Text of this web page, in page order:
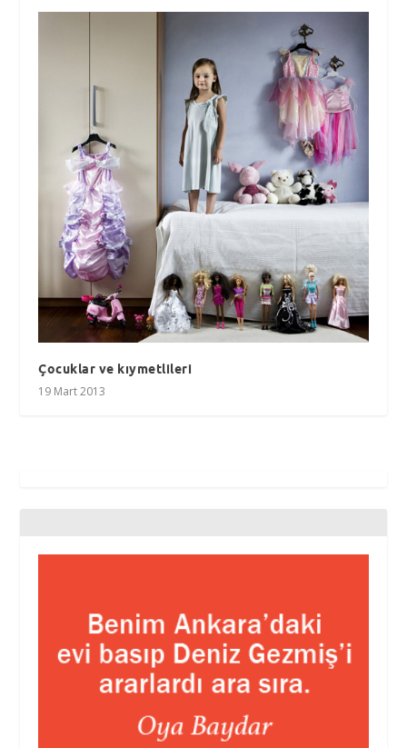
Çocuklar ve kıymetlileri
19 Mart 2013